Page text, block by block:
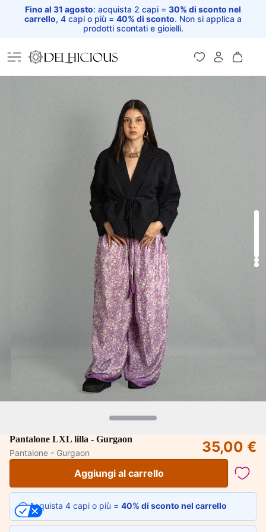
Fino al 31 agosto: acquista 2 capi = 30% di sconto nel
carrello, 4 capi o più = 40% di sconto. Non si applica a
prodotti scontati e gioielli.
Home
Pantalone LXL lilla - Gurgaon
Pantalone - Gurgaon
35,00 €
Aggiungi al carrello
Acquista 4 capi o più = 40% di sconto nel carrello